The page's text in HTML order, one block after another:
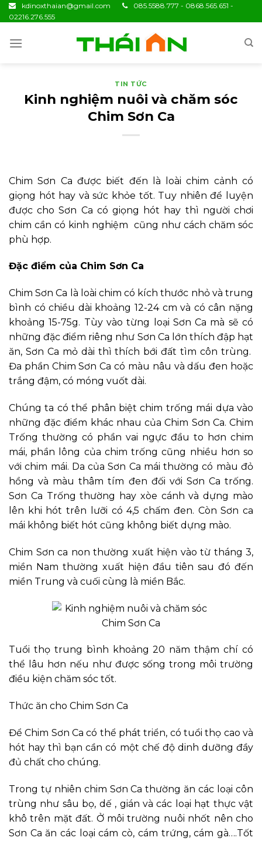
Skip
to
kdinoxthaian@gmail.com
085.5588.777 - 0868.565.651 -
02216.276.555
TIN TỨC
Kinh nghiệm nuôi và chăm sóc
Chim Sơn Ca
Chim Sơn Ca được biết đến là loài chim cảnh có
giọng hót hay và sức khỏe tốt. Tuy nhiên để luyện
được cho Sơn Ca có giọng hót hay thì người chơi
chim cần có kinh nghiệm cũng như cách chăm sóc
phù hợp.
Đặc điểm của Chim Sơn Ca
Chim Sơn Ca là loài chim có kích thước nhỏ và trung
bình có chiều dài khoảng 12-24 cm và có cân nặng
khoảng 15-75g. Tùy vào từng loại Sơn Ca mà sẽ có
những đặc điểm riêng như Sơn Ca lớn thích đập hạt
ăn, Sơn Ca mỏ dài thì thích bới đất tìm côn trùng.
Đa phần Chim Sơn Ca có màu nâu và dấu đen hoặc
trắng đậm, có móng vuốt dài.
Chúng ta có thể phân biệt chim trống mái dựa vào
những đặc điểm khác nhau của Chim Sơn Ca. Chim
Trống thường có phần vai ngực đầu to hơn chim
mái, phần lông của chim trống cũng nhiều hơn so
với chim mái. Da của Sơn Ca mái thường có màu đỏ
hồng và màu thâm tím đen đối với Sơn Ca trống.
Sơn Ca Trống thường hay xòe cánh và dựng mào
lên khi hót trên lưỡi có 4,5 chấm đen. Còn Sơn ca
mái không biết hót cũng không biết dựng mào.
Chim Sơn ca non thường xuất hiện vào từ tháng 3,
miền Nam thường xuất hiện đầu tiên sau đó đến
miền Trung và cuối cùng là miền Bắc.
Tuổi thọ trung bình khoảng 20 năm thậm chí có
thể lâu hơn nếu như được sống trong môi trường
điều kiện chăm sóc tốt.
Thức ăn cho Chim Sơn Ca
Để Chim Sơn Ca có thể phát triển, có tuổi thọ cao và
hót hay thì bạn cần có một chế độ dinh dưỡng đầy
đủ chất cho chúng.
Trong tự nhiên chim Sơn Ca thường ăn các loại côn
trùng như sâu bọ, dế , gián và các loại hạt thực vật
khô trên mặt đất. Ở môi trường nuôi nhốt nên cho
Sơn Ca ăn các loại cám cò, cám trứng, cám gà….Tốt